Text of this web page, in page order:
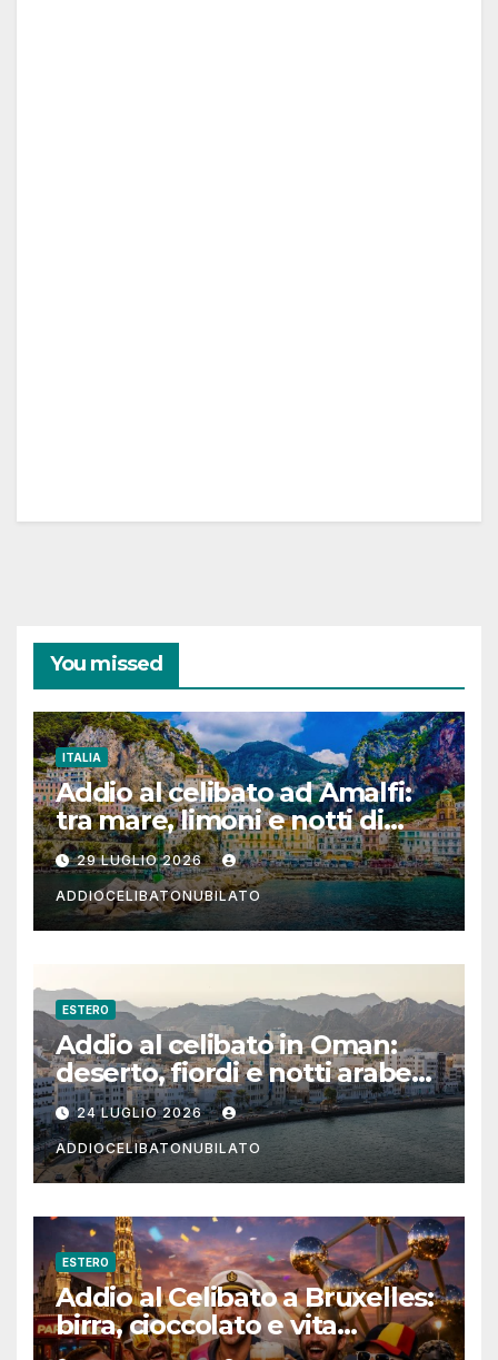
You missed
ITALIA
Addio al celibato ad Amalfi:
tra mare, limoni e notti di
festa in Costiera Amalfitana
29 LUGLIO 2026
ADDIOCELIBATONUBILATO
ESTERO
Addio al celibato in Oman:
deserto, fiordi e notti arabe
tra Muscat e Musandam
24 LUGLIO 2026
ADDIOCELIBATONUBILATO
ESTERO
Addio al Celibato a Bruxelles:
birra, cioccolato e vita
notturna per un weekend